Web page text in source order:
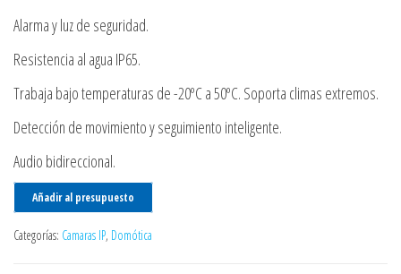
Alarma y luz de seguridad.
Resistencia al agua IP65.
Trabaja bajo temperaturas de -20ºC a 50ºC. Soporta climas extremos.
Detección de movimiento y seguimiento inteligente.
Audio bidireccional.
Añadir al presupuesto
Categorías: Camaras IP, Domótica